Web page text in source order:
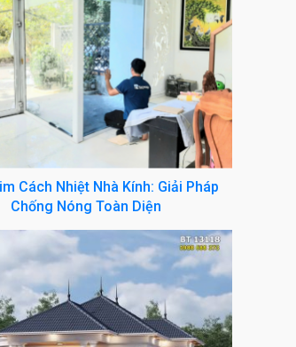
Cách Nhiệt Nhà Kính: Giải Pháp
Chống Nóng Toàn Diện